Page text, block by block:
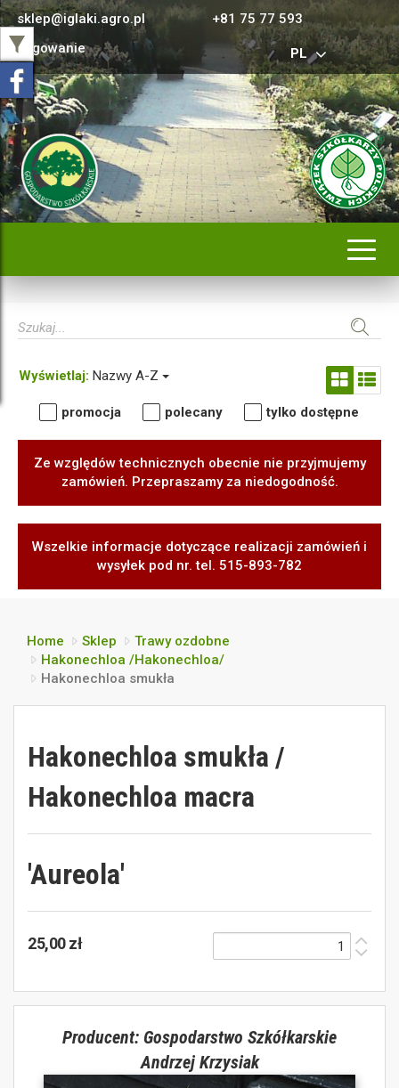
sklep@iglaki.agro.pl
+81 75 77 593
Logowanie
PL
Wyświetlaj: Nazwy A-Z
promocja polecany tylko dostępne
Ze względów technicznych obecnie nie przyjmujemy
zamówień. Przepraszamy za niedogodność.
Wszelkie informacje dotyczące realizacji zamówień i
wysyłek pod nr. tel. 515-893-782
Home Sklep
Trawy ozdobne
Hakonechloa /Hakonechloa/
Hakonechloa smukła
Hakonechloa smukła /
Hakonechloa macra
'Aureola'
25,00 zł
Producent: Gospodarstwo Szkółkarskie
Andrzej Krzysiak